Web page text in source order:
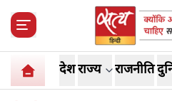
देशराज्य राजनीति